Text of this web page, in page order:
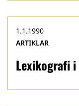
Lexikografi i
1.1.1990
ARTIKLAR